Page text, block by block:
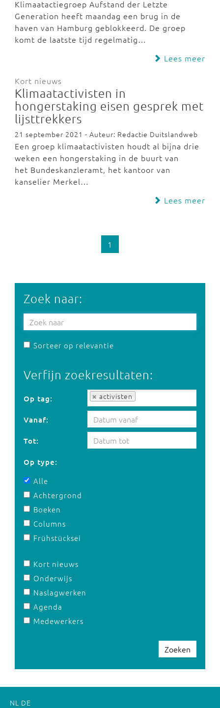
Klimaatactiegroep Aufstand der Letzte
Generation heeft maandag een brug in de
haven van Hamburg geblokkeerd. De groep
komt de laatste tijd regelmatig…
Lees meer
Kort nieuws
Klimaatactivisten in
hongerstaking eisen gesprek met
lijsttrekkers
21 september 2021 - Auteur: Redactie Duitslandweb
Een groep klimaatactivisten houdt al bijna drie
weken een hongerstaking in de buurt van
het Bundeskanzleramt, het kantoor van
kanselier Merkel…
Lees meer
1
Zoek naar:
Sorteer op relevantie
Verfijn zoekresultaten:
Op tag: activisten
Op tag:
Vanaf:
Tot:
Op type:
Alle
Achtergrond
Boeken
Columns
Frühstücksei
Kort nieuws
Onderwijs
Naslagwerken
Agenda
Medewerkers
Zoeken
NL DE